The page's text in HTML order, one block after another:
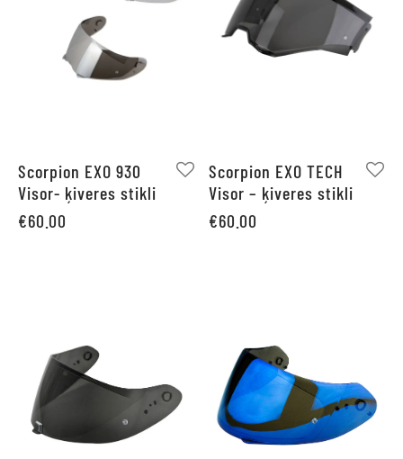
Scorpion EXO 930
Visor- ķiveres stikli
€60.00
Scorpion EXO TECH
Visor – ķiveres stikli
€60.00